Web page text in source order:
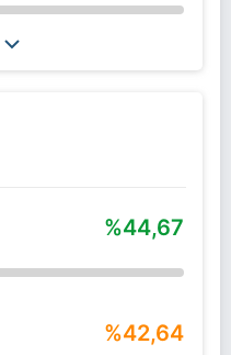
%44,67
%42,64